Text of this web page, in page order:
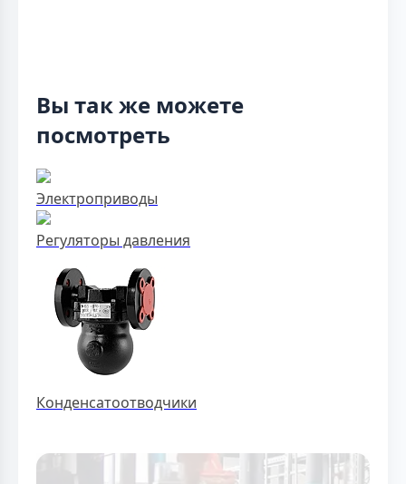
Вы так же можете
посмотреть
Электроприводы
Регуляторы давления
Конденсатоотводчики